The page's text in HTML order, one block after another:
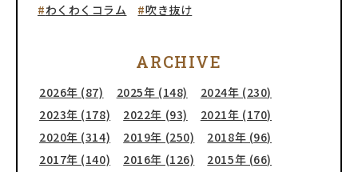
わくわくコラム
吹き抜け
ARCHIVE
2026年 (87) 2025年 (148)
2024年 (230)
2023年 (178)
2022年 (93)
2021年 (170)
2020年 (314)
2019年 (250)
2018年 (96)
2017年 (140)
2016年 (126)
2015年 (66)